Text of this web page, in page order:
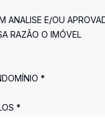
ANALISE E/OU
RAZÃO O IMÓVEL
*
*